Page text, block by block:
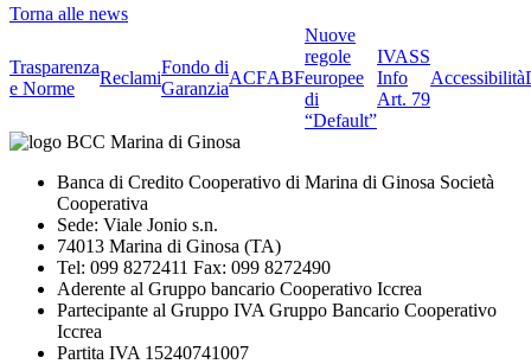
Torna alle news
Trasparenza
e Norme
Reclami
Fondo di
Garanzia
ACFABF
Nuove
regole
europee
di
“Default”
IVASS
Info
Art. 79
Accessibilità
Banca di Credito Cooperativo di Marina di Ginosa Società
Cooperativa
Sede: Viale Jonio s.n.
74013 Marina di Ginosa (TA)
Tel: 099 8272411 Fax: 099 8272490
Aderente al Gruppo bancario Cooperativo Iccrea
Partecipante al Gruppo IVA Gruppo Bancario Cooperativo
Iccrea
Partita IVA 15240741007